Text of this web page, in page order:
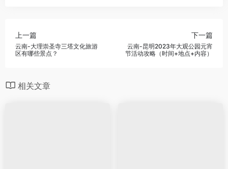
上一篇
云南-大理崇圣寺三塔文化旅游
区有哪些景点？
下一篇
云南-昆明2023年大观公园元宵
节活动攻略（时间+地点+内容）
相关文章